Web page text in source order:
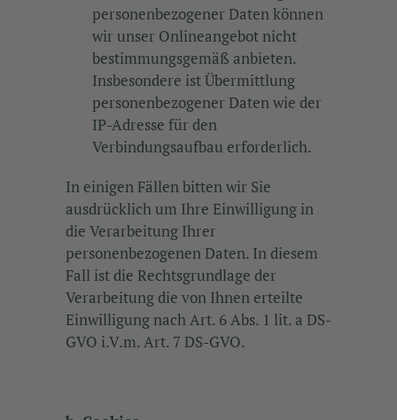
personenbezogener Daten können
wir unser Onlineangebot nicht
bestimmungsgemäß anbieten.
Insbesondere ist Übermittlung
personenbezogener Daten wie der
IP-Adresse für den
Verbindungsaufbau erforderlich.
In einigen Fällen bitten wir Sie
ausdrücklich um Ihre Einwilligung in
die Verarbeitung Ihrer
personenbezogenen Daten. In diesem
Fall ist die Rechtsgrundlage der
Verarbeitung die von Ihnen erteilte
Einwilligung nach Art. 6 Abs. 1 lit. a DS-
GVO i.V.m. Art. 7 DS-GVO.